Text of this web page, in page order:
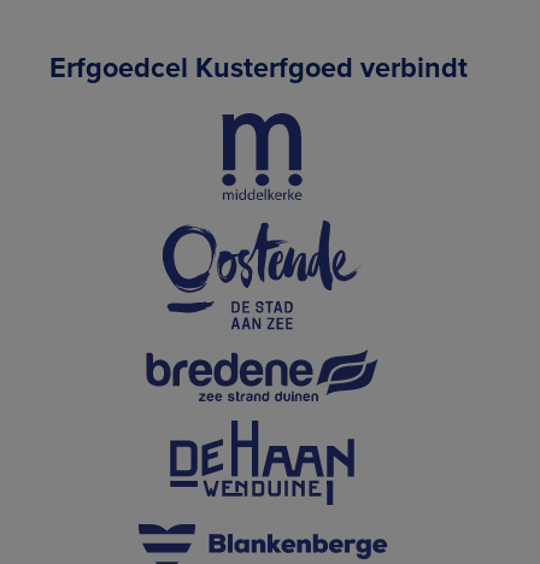
Erfgoedcel Kusterfgoed verbindt